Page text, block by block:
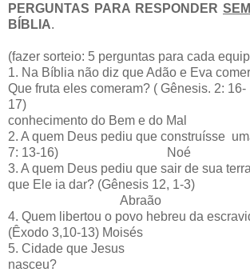
PERGUNTAS PARA RESPONDER SEM
BÍBLIA.
(fazer sorteio: 5 perguntas para cada
1. Na Bíblia não diz que Adão e Eva
Que fruta eles comeram? ( Gênesis. 2: 16-
17)
conhecimento do Bem e do Mal
2. A quem Deus pediu que construísse
7: 13-16) Noé
3. A quem Deus pediu que sair de sua
que Ele ia dar? (Gênesis
Abraão
4. Quem libertou o povo hebreu da
(Êxodo 3,10-13) Moisés
5. Cidade que Jesus